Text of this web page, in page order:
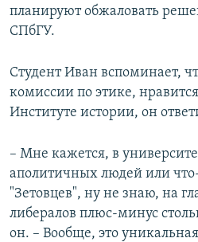
планируют обжаловать
СПбГУ.
Студент Иван вспоминает,
комиссии по этике,
Институте истории, он
– Мне кажется, в
аполитичных людей или
"Зетовцев", ну не знаю, на
либералов плюс-минус
он. – Вообще, это